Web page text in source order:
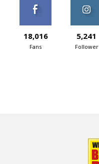
18,016
Fans
5,241
Follower